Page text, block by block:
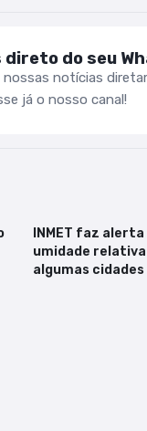
do seu
notícias
já o nosso canal!
INMET faz
umidade
algumas cidades